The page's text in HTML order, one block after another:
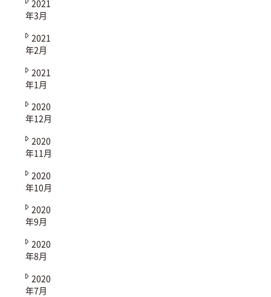
2021
年3月
2021
年2月
2021
年1月
2020
年12月
2020
年11月
2020
年10月
2020
年9月
2020
年8月
2020
年7月